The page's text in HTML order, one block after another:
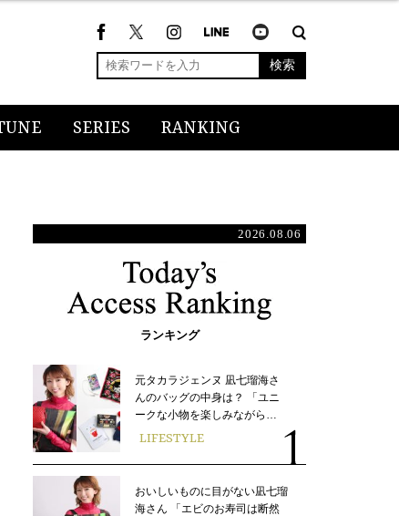
検索
SERIES RANKING
2026.08.06
ランキング
元タカラジェンヌ 凪七瑠海さ
んのバッグの中身は？ 「ユニ
ークな小物を楽しみながら…
LIFESTYLE
おいしいものに目がない凪七瑠
海さん 「エビのお寿司は断然